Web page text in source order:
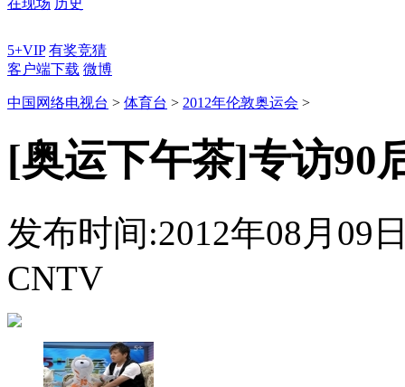
在现场 历史
5+VIP 有奖竞猜
客户端下载 微博
中国网络电视台 > 体育台 > 2012年伦敦奥运会 >
[奥运下午茶]专访90
发布时间:2012年08月09
CNTV